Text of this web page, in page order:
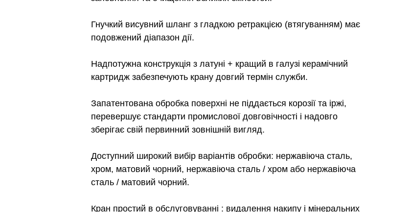
Гнучкий висувний шланг з гладкою ретракцією (втягуванням) має
подовжений діапазон дії.
Надпотужна конструкція з латуні + кращий в галузі керамічний
картридж забезпечують крану довгий термін служби.
Запатентована обробка поверхні не піддається корозії та іржі,
перевершує стандарти промислової довговічності і надовго
зберігає свій первинний зовнішній вигляд.
Доступний широкий вибір варіантів обробки: нержавіюча сталь,
хром, матовий чорний, нержавіюча сталь / хром або нержавіюча
сталь / матовий чорний.
Кран простий в обслуговуванні : видалення накипу і мінеральних